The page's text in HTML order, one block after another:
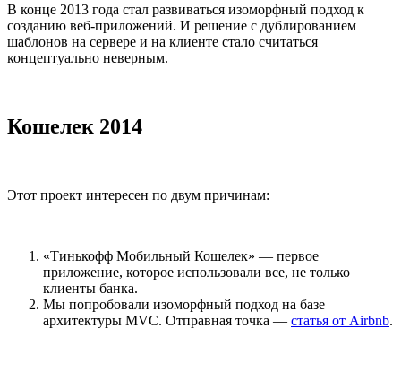
В конце 2013 года стал развиваться изоморфный подход к
созданию веб-приложений. И решение с дублированием
шаблонов на сервере и на клиенте стало считаться
концептуально неверным.
Кошелек 2014
Этот проект интересен по двум причинам:
«Тинькофф Мобильный Кошелек» — первое
приложение, которое использовали все, не только
клиенты банка.
Мы попробовали изоморфный подход на базе
архитектуры MVC. Отправная точка — статья от Airbnb.